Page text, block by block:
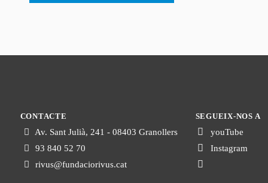
CONTACTE
Av. Sant Julià, 241 - 08403 Granollers
93 840 52 70
rivus@fundaciorivus.cat
SEGUEIX-NOS A
youTube
Instagram